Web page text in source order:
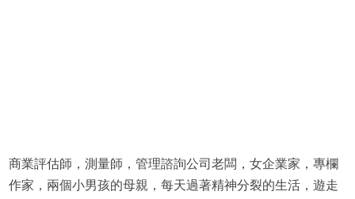
商業評估師，測量師，管理諮詢公司老闆，女企業家，專欄
作家，兩個小男孩的母親，每天過著精神分裂的生活，遊走